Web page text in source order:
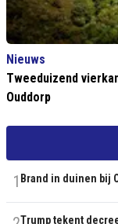
Nieuws
Tweeduizend
Ouddorp
1 Brand in duinen bij
Trump tekent